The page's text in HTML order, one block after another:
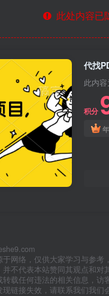
此处内容已
代找
此内
积分
网络，仅供大家学习与参考
不代表本站赞同其观点和对
载任何违法的相关信息，访
链接失效，请联系我们我们